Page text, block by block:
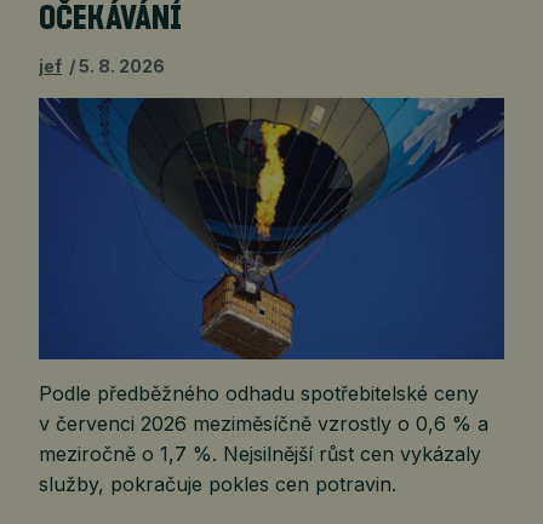
OČEKÁVÁNÍ
jef 5. 8. 2026
Podle předběžného odhadu spotřebitelské ceny
v červenci 2026 meziměsíčně vzrostly o 0,6 % a
meziročně o 1,7 %. Nejsilnější růst cen vykázaly
služby, pokračuje pokles cen potravin.